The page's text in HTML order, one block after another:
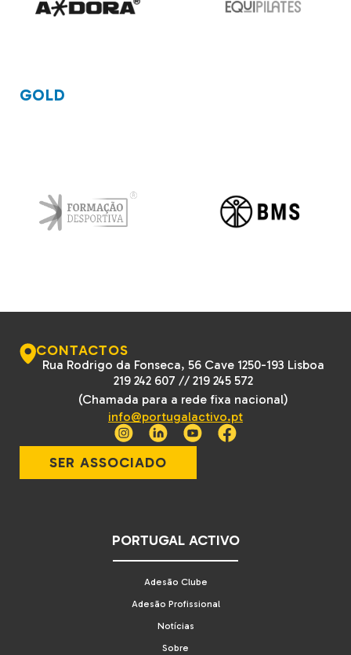
GOLD
CONTACTOS
Rua Rodrigo da Fonseca, 56 Cave 1250-193 Lisboa
219 242 607 //219 245 572
(Chamada para a rede fixa nacional)
info@portugalactivo.pt
SER ASSOCIADO
PORTUGAL ACTIVO
Adesão Clube
Adesão Profissional
Notícias
Sobre